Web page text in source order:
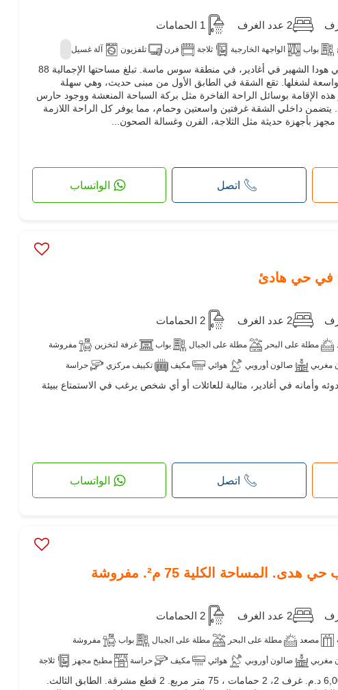
2 عدد الغرف 1 الحمامات
بواب الواجهة الخارجية ثلاجة فرن تلفزيون آلة غسيل
هذه الشقة للإيجار تقع في حي هودا الشهير في أغادير، في منطقة سوس ماسة. تبلغ مساحتها الإجمالية 88
لشغلها. تقع الشقة في الطابق الأول من مبنى حديث، وهي سهلة
الإقامة بوسائل الراحة الفاخرة مثل بركة السباحة المنعشة ووجود حارس
داخلي الشقة غرفتين واسعتين وحمام، مما يوفر كل الراحة اللازمة
بأجهزة حديثة مثل الثلاجة، الفرن وغسالة الصحون...
اتصل الواتساب
في حي هادئ
2 عدد الغرف 2 الحمامات
مطلة على البحر مطلة على الجبال بواب غرفة لتخزين مفروشة
مغربي صالون أوروبي هوائي مكيف تكييف مركزي حراسة
مطبخ مجهز ثلاجة فرن تلفزيون آلة غسيل ميكروويف
وأمانه في أغادير، مثالية للعائلات أو أي شخص يرغب في الاستمتاع ببيئة
اتصل الواتساب
المساحة الكلية 75 م². مفروشة
2 عدد الغرف 2 الحمامات
مصعد مطلة على البحر مطلة على الجبال بواب مفروشة
مغربي صالون أوروبي هوائي مكيف حراسة مطبخ مجهز ثلاجة
ميكروويف انترنت مسموح بدخول الحيوانات الأليفةكراء شقة أحلامك. الثمن 6,000 د.م. غرف 2، 2 حمامات ، 75 متر مربع. 2 قطع مشرقة. الطابق الثالث.